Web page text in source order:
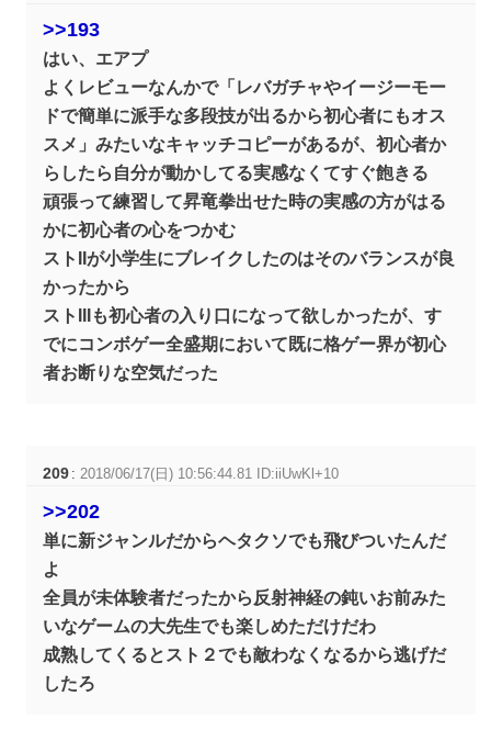
>>193
はい、エアプ
よくレビューなんかで「レバガチャやイージーモー
ドで簡単に派手な多段技が出るから初心者にもオス
スメ」みたいなキャッチコピーがあるが、初心者か
らしたら自分が動かしてる実感なくてすぐ飽きる
頑張って練習して昇竜拳出せた時の実感の方がはる
かに初心者の心をつかむ
ストIIが小学生にブレイクしたのはそのバランスが良
かったから
ストIIIも初心者の入り口になって欲しかったが、す
でにコンボゲー全盛期において既に格ゲー界が初心
者お断りな空気だった
209 :2018/06/17(日) 10:56:44.81 ID:iiUwKl+10
>>202
単に新ジャンルだからヘタクソでも飛びついたんだ
よ
全員が未体験者だったから反射神経の鈍いお前みた
いなゲームの大先生でも楽しめただけだわ
成熟してくるとスト２でも敵わなくなるから逃げだ
したろ